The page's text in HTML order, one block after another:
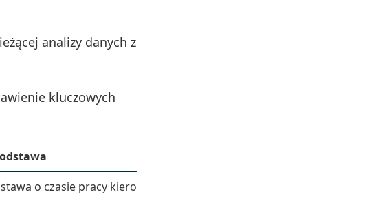
analizy danych z
kluczowych
o czasie pracy kierowców